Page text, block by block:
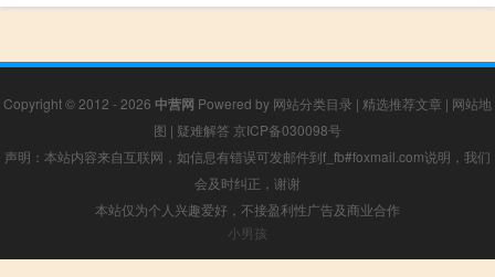
Copyright © 2012 - 2026 中营网 Powered by 网站分类目录 | 精选推荐文章 | 网站地
图 | 疑难解答 京ICP备030098号
声明：本站内容来自互联网，如信息有错误可发邮件到f_fb#foxmail.com说明，我们
会及时纠正，谢谢
本站仅为个人兴趣爱好，不接盈利性广告及商业合作
小男孩